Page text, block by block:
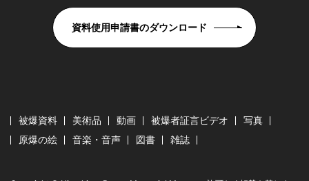
資料使用申請書のダウンロード
被爆資料 美術品 動画 被爆者証言ビデオ
写真
原爆の絵
音楽・音声 図書 雑誌